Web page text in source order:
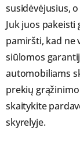
susidėvėjusius,
Juk juos pakeisti
pamiršti, kad ne
siūlomos
automobiliams
prekių
skaitykite
skyrelyje.